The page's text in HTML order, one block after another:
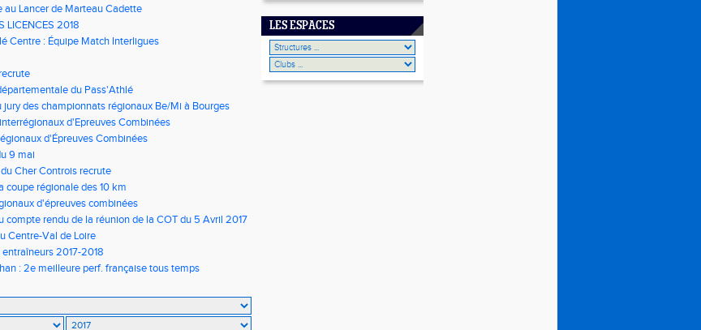
au Lancer de Marteau Cadette
LICENCES 2018
Centre : Équipe Match Interligues
du Pass'Athlé
des championnats régionaux Be/Mi à Bourges
d'Epreuves Combinées
d'Épreuves Combinées
9 mai
Cher Controis recrute
coupe régionale des 10 km
d'épreuves combinées
compte rendu de la réunion de la COT du 5 Avril 2017
Centre-Val de Loire
2017-2018
: 2e meilleure perf. française tous temps
LES ESPACES